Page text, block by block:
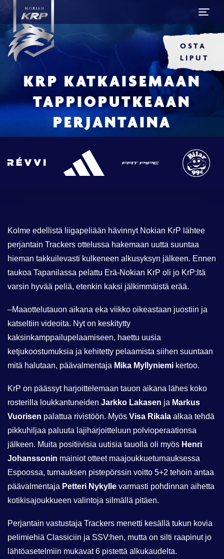
OSTA
LIPUT
KRP KATKAISEMAAN
TAPPIOPUTKEAAN
PERJANTAINA
Kolme edellistä liigapeliään hävinnyt Nokian KrP lähtee
perjantain Trackers ottelussa hakemaan uutta suuntaa
hieman takkuilevasti kulkeneen alkusyksyn jälkeen. Ennen
taukoa Tapanilassa pelattu Erä-Nokian KrP oli jo KrP:ltä
varsin hyvää peliä, etenkin kaksi jälkimmäistä erää.
–Maaottelutauon aikana eka viikko oikeastaan juostiin ja
katseltiin videoita. Nyt on keskitytty
kaksinkamppailupelaamiseen, haettu uusia
ketjukoostumuksia ja kehitetty pelaamista siihen suuntaan
mitä halutaan, päävalmentaja Mika Myllyniemi kertoo.
KrP on päässyt harjoittelemaan tauon aikana lähes koko
rosterilla loukkantuneiden Jarkko Lakasen ja Markus
Vuorisen palattua rivistöön. Myös Visa Rikala alkaa tehdä
pikkuhiljaa paluuta lajiharjoitteluun polvioperaationsa
jälkeen. Muita positiivisia uutisia tauolla oli myös Henri
Johanssonin mainiot otteet maajoukkueturnauksessa
Espoossa, turnauksen pistepörssin voitto 5+2 tehoin antaa
päävalmentaja Petteri Nykylle varmasti pohdinnan aihetta
kotikisajoukkueen valintoja silmällä pitäen.
Perjantain vastustaja Trackers menetti kesällä tukun kovia
pelimiehiä Classiciin ja SSV:hen, mutta on silti raapinut jo
lähtöasetelmiin mukavat 6 pistettä alkukaudelta.